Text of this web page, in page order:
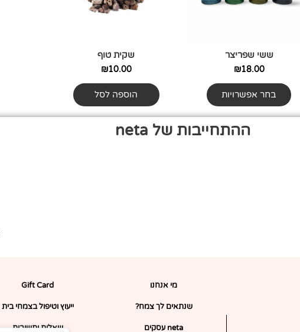
ששי שפריצר
₪18.00
בחר אפשרויות
בעמוד
המוצר
שקית טוף
₪10.00
הוספה לסל
ההתחייבות של neta
מי אנחנו
שנתאים לך צמח?
neta עסקים
Gift Card
ייעוץ וטיפול בצמחי בית
שאלות ותשובות